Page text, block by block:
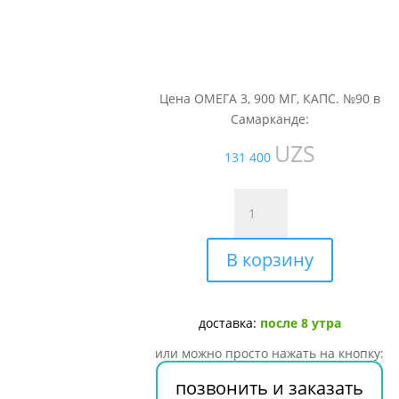
Цена ОМЕГА 3, 900 МГ, КАПС. №90 в
Самарканде:
131 400 UZS
товара
ОМЕГА
3,
900
КАПС.
В корзину
доставка: после 8 утра
или можно просто нажать на кнопку:
позвонить и заказать